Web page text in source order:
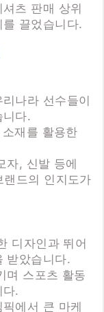
츠 판매 상위
끌었습니다.
나라 선수들이
니다.
재를 활용한
자, 신발 등에
랜드의 인지도가
디자인과 뛰어
받았습니다.
며 스포츠 활동
다.
에서 큰 마케